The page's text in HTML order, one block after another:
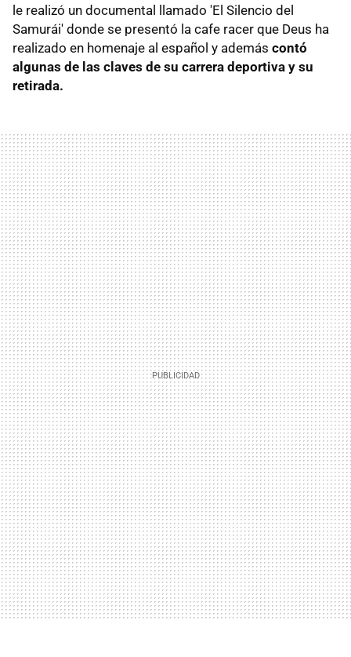
le realizó un documental llamado 'El Silencio del
Samurái' donde se presentó la cafe racer que Deus ha
realizado en homenaje al español y además contó
algunas de las claves de su carrera deportiva y su
retirada.